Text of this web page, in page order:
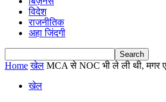
विदेश
राजनीतिक
अहा जिंदगी
Home खेल MCA से NOC भी ले ली थी, मगर
खेल